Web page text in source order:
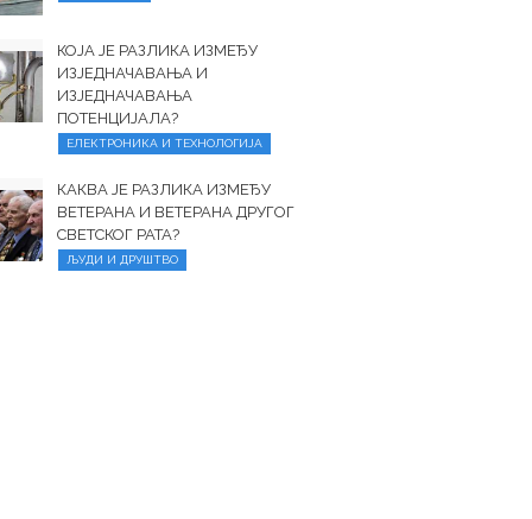
КОЈА ЈЕ РАЗЛИКА ИЗМЕЂУ
ИЗЈЕДНАЧАВАЊА И
ИЗЈЕДНАЧАВАЊА
ПОТЕНЦИЈАЛА?
ЕЛЕКТРОНИКА И ТЕХНОЛОГИЈА
КАКВА ЈЕ РАЗЛИКА ИЗМЕЂУ
ВЕТЕРАНА И ВЕТЕРАНА ДРУГОГ
СВЕТСКОГ РАТА?
ЉУДИ И ДРУШТВО